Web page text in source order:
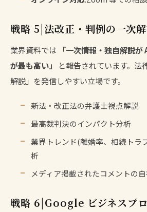
戦略 5|法改正・判例の一次
業界資料では
「一次情報・独自解説
が最も高い」
と報告されています。法
解説」を発信しやすい立場です。
新法・改正法の弁護士視点解説
最高裁判決のインパクト分析
業界トレンド(離婚率、相続トラ
析
メディア掲載されたコメントの
戦略 6|Google ビジネスプ